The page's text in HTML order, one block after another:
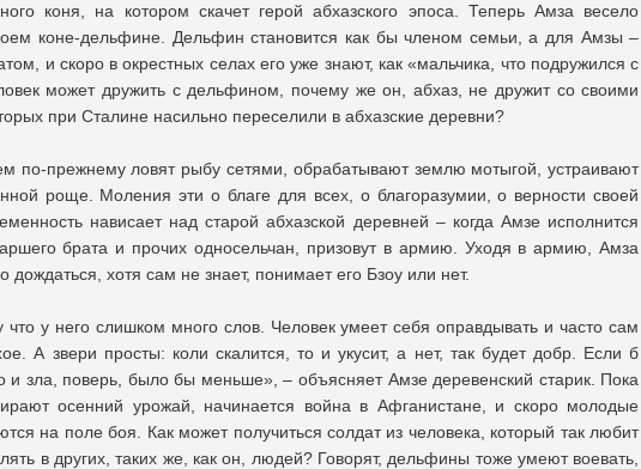
коня, на котором скачет герой абхазского эпоса. Теперь Амза весело
коне-дельфине. Дельфин становится как бы членом семьи, а для Амзы –
и скоро в окрестных селах его уже знают, как «мальчика, что подружился с
может дружить с дельфином, почему же он, абхаз, не дружит со своими
при Сталине насильно переселили в абхазские деревни?
по-прежнему ловят рыбу сетями, обрабатывают землю мотыгой, устраивают
роще. Моления эти о благе для всех, о благоразумии, о верности своей
нависает над старой абхазской деревней – когда Амзе исполнится
брата и прочих односельчан, призовут в армию. Уходя в армию, Амза
дождаться, хотя сам не знает, понимает его Бзоу или нет.
что у него слишком много слов. Человек умеет себя оправдывать и часто сам
А звери просты: коли скалится, то и укусит, а нет, так будет добр. Если б
и зла, поверь, было бы меньше», – объясняет Амзе деревенский старик. Пока
осенний урожай, начинается война в Афганистане, и скоро молодые
на поле боя. Как может получиться солдат из человека, который так любит
в других, таких же, как он, людей? Говорят, дельфины тоже умеют воевать,